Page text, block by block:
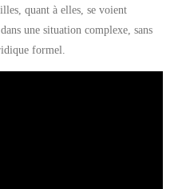
quant à elles, se voient
une situation complexe, sans
formel.